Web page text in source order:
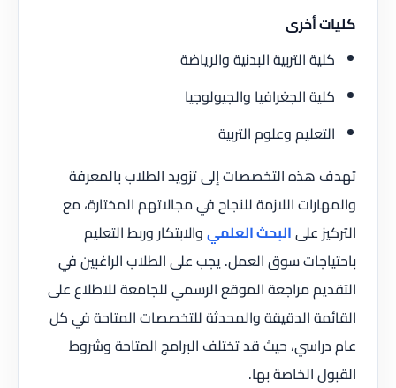
كليات أخرى
كلية التربية البدنية والرياضة
كلية الجغرافيا والجيولوجيا
التعليم وعلوم التربية
تهدف هذه التخصصات إلى تزويد الطلاب بالمعرفة
والمهارات اللازمة للنجاح في مجالاتهم المختارة، مع
التركيز علىالبحث العلميوالابتكار وربط التعليم
باحتياجات سوق العمل. يجب على الطلاب الراغبين في
التقديم مراجعة الموقع الرسمي للجامعة للاطلاع على
القائمة الدقيقة والمحدثة للتخصصات المتاحة في كل
عام دراسي، حيث قد تختلف البرامج المتاحة وشروط
القبول الخاصة بها.